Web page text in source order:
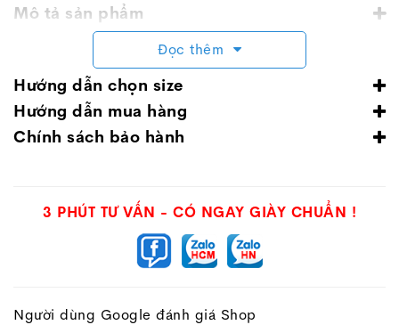
Mô tả sản phẩm
Đọc thêm
Hướng dẫn chọn size
Hướng dẫn mua hàng
Chính sách bảo hành
3 PHÚT TƯ VẤN - CÓ NGAY GIÀY CHUẨN !
Người dùng Google đánh giá Shop